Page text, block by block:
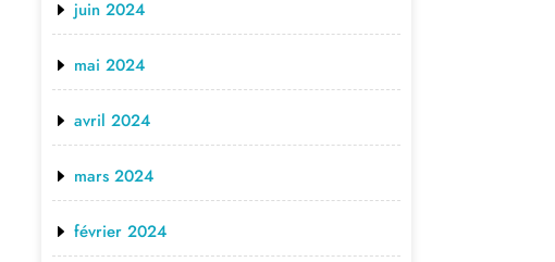
juin 2024
mai 2024
avril 2024
mars 2024
février 2024